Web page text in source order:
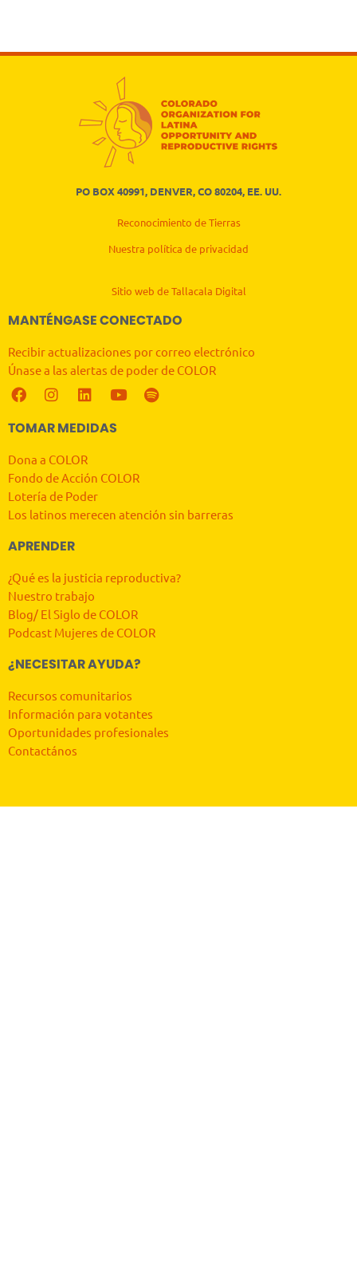
PO BOX 40991, DENVER, CO 80204, EE. UU.
Reconocimiento de Tierras
Nuestra política de privacidad
Sitio web de Tallacala Digital
MANTÉNGASE CONECTADO
Recibir actualizaciones por correo electrónico
Únase a las alertas de poder de COLOR
TOMAR MEDIDAS
Dona a COLOR
Fondo de Acción COLOR
Lotería de Poder
Los latinos merecen atención sin barreras
APRENDER
¿Qué es la justicia reproductiva?
Nuestro trabajo
Blog/ El Siglo de COLOR
Podcast Mujeres de COLOR
¿NECESITAR AYUDA?
Recursos comunitarios
Información para votantes
Oportunidades profesionales
Contactános